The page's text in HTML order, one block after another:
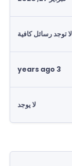
لا توجد رسائل كافية
3 years ago
لا يوجد